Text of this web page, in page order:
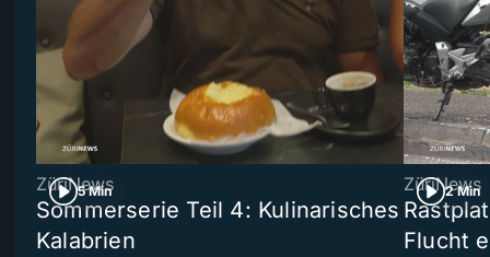
5 Min
ZüriNews
Sommerserie Teil 4: Kulinarisches
Kalabrien
2 Min
ZüriNews
Flucht